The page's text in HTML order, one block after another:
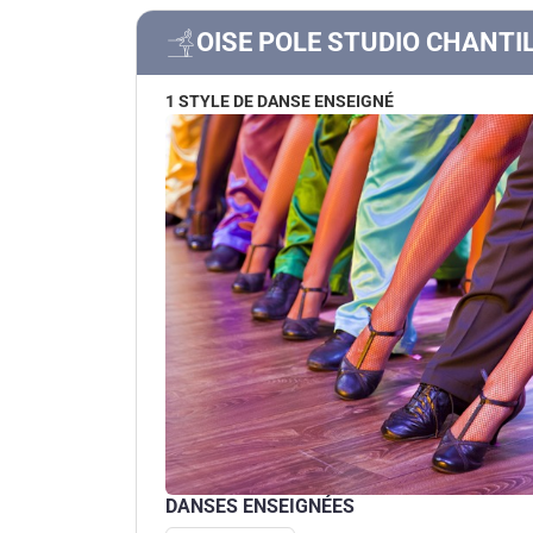
OISE POLE STUDIO
1 STYLE DE DANSE ENSEIGNÉ
DANSES ENSEIGNÉES